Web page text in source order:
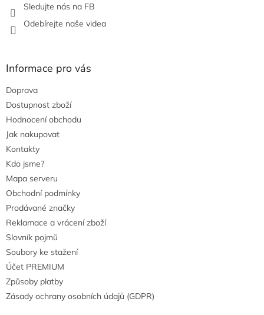
Sledujte nás na FB
Odebírejte naše videa
Informace pro vás
Doprava
Dostupnost zboží
Hodnocení obchodu
Jak nakupovat
Kontakty
Kdo jsme?
Mapa serveru
Obchodní podmínky
Prodávané značky
Reklamace a vrácení zboží
Slovník pojmů
Soubory ke stažení
Účet PREMIUM
Způsoby platby
Zásady ochrany osobních údajů (GDPR)